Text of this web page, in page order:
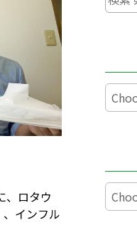
、ロタウ
インフル